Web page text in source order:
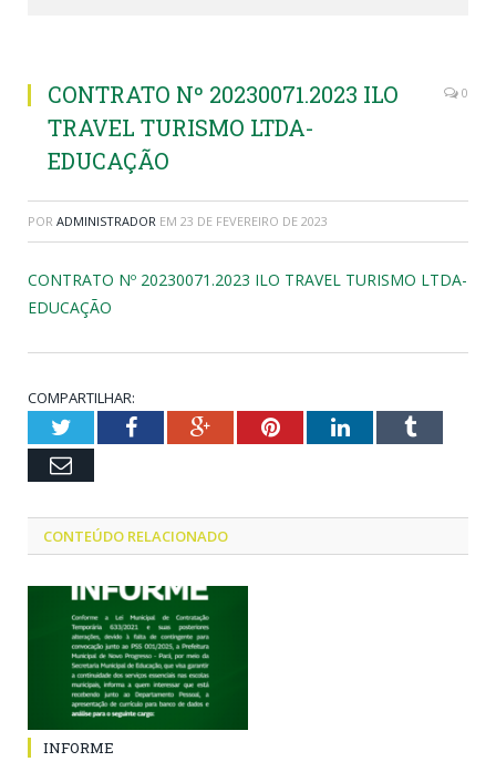
CONTRATO Nº 20230071.2023 ILO
TRAVEL TURISMO LTDA-
EDUCAÇÃO
0
POR ADMINISTRADOR EM 23 DE FEVEREIRO DE 2023
CONTRATO Nº 20230071.2023 ILO TRAVEL TURISMO LTDA-
EDUCAÇÃO
COMPARTILHAR:
TwitterFacebookGoogle+PinterestLinkedInTumblr
Email
CONTEÚDO RELACIONADO
INFORME